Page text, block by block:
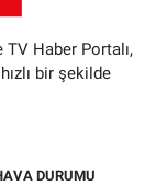
Haber Portalı,
bir şekilde
DURUMU